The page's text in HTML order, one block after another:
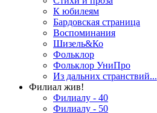
К юбилеям
Бардовская страница
Воспоминания
Шизель&Ко
Фольклор
Фольклор УниПро
Из дальних странствий...
Филиал жив!
Филиалу - 40
Филиалу - 50